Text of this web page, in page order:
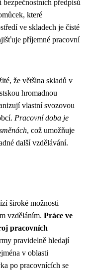
bezpečnostních předpisů
které
ve skladech je čisté
příjemné pracovní
že většina skladů v
hromadnou
vlastní svozovou
Pracovní doba je
, což umožňuje
další vzdělávání.
široké možnosti
vzděláním. Práce ve
pracovních
pravidelně hledají
v oblasti
po pracovnících se